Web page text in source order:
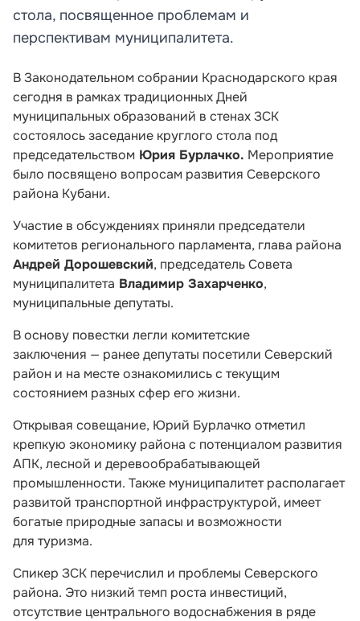
стола, посвященное проблемам и
перспективам муниципалитета.
В Законодательном собрании Краснодарского края
сегодня в рамках традиционных Дней
муниципальных образований в стенах ЗСК
состоялось заседание круглого стола под
председательством Юрия Бурлачко. Мероприятие
было посвящено вопросам развития Северского
района Кубани.
Участие в обсуждениях приняли председатели
комитетов регионального парламента, глава района
Андрей Дорошевский, председатель Совета
муниципалитета Владимир Захарченко,
муниципальные депутаты.
В основу повестки легли комитетские
заключения — ранее депутаты посетили Северский
район и на месте ознакомились с текущим
состоянием разных сфер его жизни.
Открывая совещание, Юрий Бурлачко отметил
крепкую экономику района с потенциалом развития
АПК, лесной и деревообрабатывающей
промышленности. Также муниципалитет располагает
развитой транспортной инфраструктурой, имеет
богатые природные запасы и возможности
для туризма.
Спикер ЗСК перечислил и проблемы Северского
района. Это низкий темп роста инвестиций,
отсутствие центрального водоснабжения в ряде